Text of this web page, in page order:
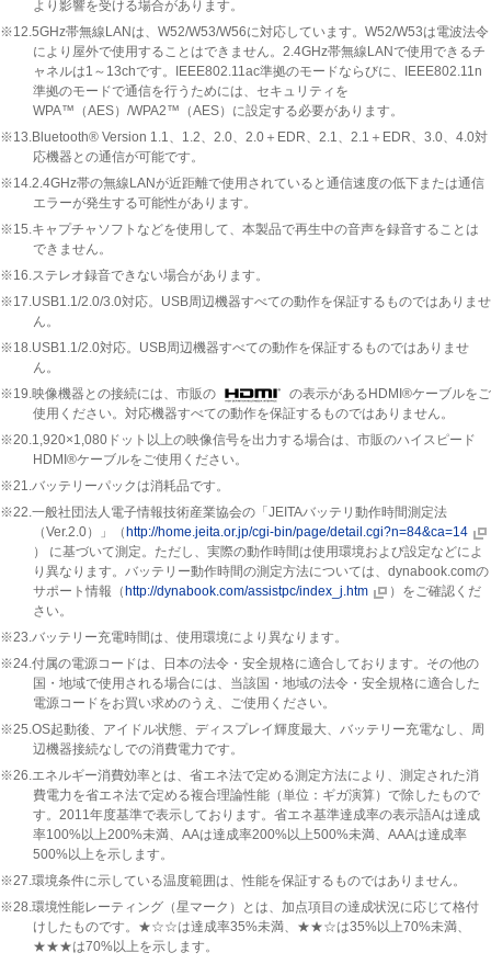
より影響を受ける場合があります。
※12.5GHz帯無線LANは、W52/W53/W56に対応しています。W52/W53は電波法令
により屋外で使用することはできません。2.4GHz帯無線LANで使用できるチ
ャネルは1～13chです。IEEE802.11ac準拠のモードならびに、IEEE802.11n
準拠のモードで通信を行うためには、セキュリティを
WPA™（AES）/WPA2™（AES）に設定する必要があります。
※13.Bluetooth® Version 1.1、1.2、2.0、2.0＋EDR、2.1、2.1＋EDR、3.0、4.0対
応機器との通信が可能です。
※14.2.4GHz帯の無線LANが近距離で使用されていると通信速度の低下または通信
エラーが発生する可能性があります。
※15.キャプチャソフトなどを使用して、本製品で再生中の音声を録音することは
できません。
※16.ステレオ録音できない場合があります。
※17.USB1.1/2.0/3.0対応。USB周辺機器すべての動作を保証するものではありませ
ん。
※18.USB1.1/2.0対応。USB周辺機器すべての動作を保証するものではありませ
ん。
※19.映像機器との接続には、市販の
の表示があるHDMI®ケーブルをご
使用ください。対応機器すべての動作を保証するものではありません。
※20.1,920×1,080ドット以上の映像信号を出力する場合は、市販のハイスピード
HDMI®ケーブルをご使用ください。
※21.バッテリーパックは消耗品です。
※22.一般社団法人電子情報技術産業協会の「JEITAバッテリ動作時間測定法
（Ver.2.0）」（ http://home.jeita.or.jp/cgi-bin/page/detail.cgi?n=84&ca=14
） に基づいて測定。ただし、実際の動作時間は使用環境および設定などによ
り異なります。バッテリー動作時間の測定方法については、dynabook.comの
サポート情報（ http://dynabook.com/assistpc/index_j.htm
）をご確認くだ
さい。
※23.バッテリー充電時間は、使用環境により異なります。
※24.付属の電源コードは、日本の法令・安全規格に適合しております。その他の
国・地域で使用される場合には、当該国・地域の法令・安全規格に適合した
電源コードをお買い求めのうえ、ご使用ください。
※25.OS起動後、アイドル状態、ディスプレイ輝度最大、バッテリー充電なし、周
辺機器接続なしでの消費電力です。
※26.エネルギー消費効率とは、省エネ法で定める測定方法により、測定された消
費電力を省エネ法で定める複合理論性能（単位：ギガ演算）で除したもので
す。2011年度基準で表示しております。省エネ基準達成率の表示語Aは達成
率100%以上200%未満、AAは達成率200%以上500%未満、AAAは達成率
500%以上を示します。
※27.環境条件に示している温度範囲は、性能を保証するものではありません。
※28.環境性能レーティング（星マーク）とは、加点項目の達成状況に応じて格付
けしたものです。★☆☆は達成率35%未満、★★☆は35%以上70%未満、
★★★は70%以上を示します。